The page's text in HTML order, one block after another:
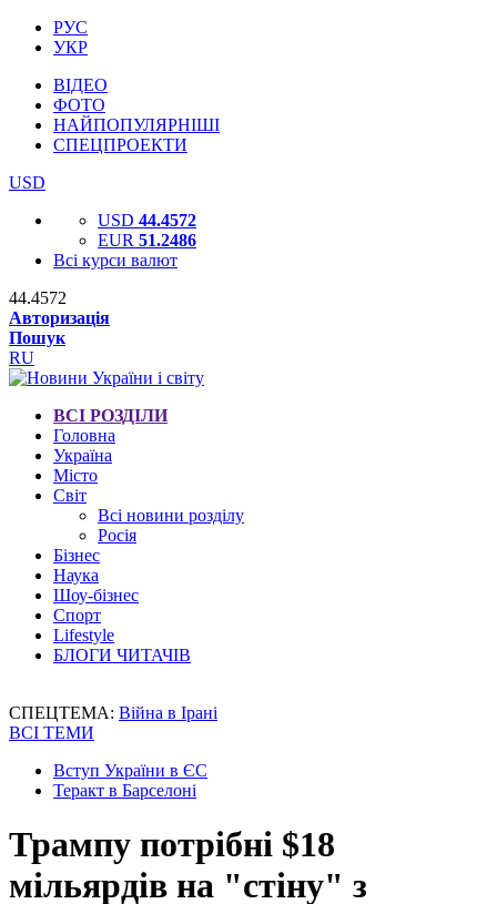
РУС
УКР
ВІДЕО
ФОТО
НАЙПОПУЛЯРНІШІ
СПЕЦПРОЕКТИ
USD
USD 44.4572
EUR 51.2486
Всі курси валют
44.4572
Авторизація
Пошук
RU
ВСІ РОЗДІЛИ
Головна
Україна
Місто
Світ
Всі новини розділу
Росія
Бізнес
Наука
Шоу-бізнес
Спорт
Lifestyle
БЛОГИ ЧИТАЧІВ
СПЕЦТЕМА: Війна в Ірані
ВСІ ТЕМИ
Вступ України в ЄС
Теракт в Барселоні
Трампу потрібні $18
мільярдів на "стіну" з